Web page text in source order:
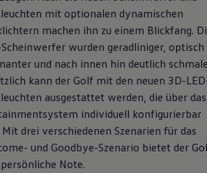
Kollektion
Drop
Ersatzteile
und HU/AU
mit optionalen dynamischen
machen ihn zu einem Blickfang.
Scheinwerfer wurden geradliniger, optisch
und nach innen hin deutlich
kann der Golfmit den neuen 3D-
ausgestattet werden, die über das
individuell konfigurierbar
Mit drei verschiedenen Szenarien für das
und Goodbye-Szenario bietet der
Note.